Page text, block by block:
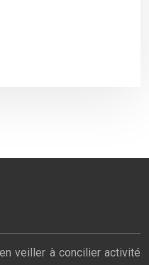
veiller à concilier activité